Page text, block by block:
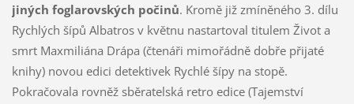
jiných foglarovských počinů. Kromě již zmíněného 3. dílu
Rychlých šípů Albatros v květnu nastartoval titulem Život a
smrt Maxmiliána Drápa (čtenáři mimořádně dobře přijaté
knihy) novou edici detektivek Rychlé šípy na stopě.
Pokračovala rovněž sběratelská retro edice (Tajemství